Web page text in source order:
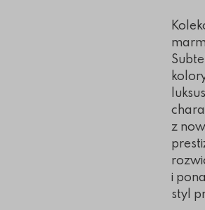
z
i
styl